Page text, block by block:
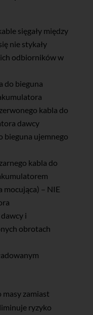
sięgały między
nie stykały
odbiorników w
do bieguna
kabla do
dawcy
bieguna ujemnego
kabla do
mocująca) – NIE
i
obrotach
masy zamiast
ryzyko